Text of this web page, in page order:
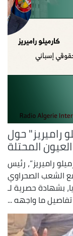
راميريز" حول
المحتلة
راميريز”، رئيس
الشعب الصحراوي
بشهادة حصرية لـ
تفاصيل ما واجهه ...